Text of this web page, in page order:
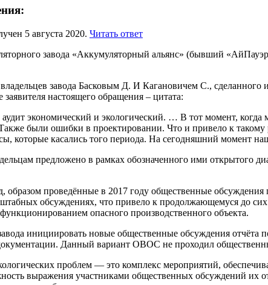
5 августа 2020. Читать ответ
завода «Аккумуляторный альянс» (бывший
завода Басковым Д. И Кагановичем С.,
настоящего обращения – цитата:
экономический и экологический. … В тот момент,
были ошибки в проектировании. Что и привело к
которые касались того периода. На сегодняшний момент
предложено в рамках обозначенного ими открытого
проведённые в 2017 году общественные
обсуждениях, что привело к продолжающемуся до
опасного производственного объекта.
инициировать новые общественные обсуждения
Данный вариант ОВОС не проходил
проблем — это комплекс мероприятий,
выражения участниками общественных обсуждений